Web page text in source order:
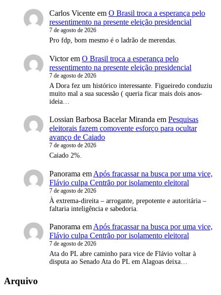
Carlos Vicente em O Brasil troca a esperança pelo
ressentimento na presente eleição presidencial
7 de agosto de 2026
Pro fdp, bom mesmo é o ladrão de merendas.
Victorem O Brasil troca a esperança pelo
ressentimento na presente eleição presidencial
7 de agosto de 2026
A Dora fez um histórico interessante. Figueiredo conduziu
muito mal a sua sucessão ( queria ficar mais dois anos-
ideia…
Lossian Barbosa Bacelar Miranda em Pesquisas
eleitorais fazem comovente esforço para ocultar
avanço de Caiado
7 de agosto de 2026
Caiado 2%.
Panorama em Após fracassar na busca por uma vice,
Flávio culpa Centrão por isolamento eleitoral
7 de agosto de 2026
À extrema-direita – arrogante, prepotente e autoritária –
faltaria inteligência e sabedoria.
Panorama em Após fracassar na busca por uma vice,
Flávio culpa Centrão por isolamento eleitoral
7 de agosto de 2026
Ata do PL abre caminho para vice de Flávio voltar à
disputa ao Senado Ata do PL em Alagoas deixa…
Arquivo